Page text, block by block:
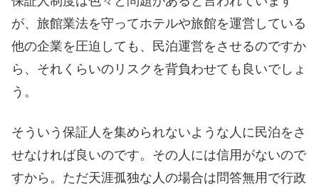
が、旅館業法を守ってホテルや旅館を運営している
他の企業を圧迫しても、民泊運営をさせるのですか
ら、それくらいのリスクを背負わせても良いでしょ
う。
そういう保証人を集められないような人に民泊をさ
せなければ良いのです。その人には信用がないので
すから。ただ天涯孤独な人の場合は問答無用で行政